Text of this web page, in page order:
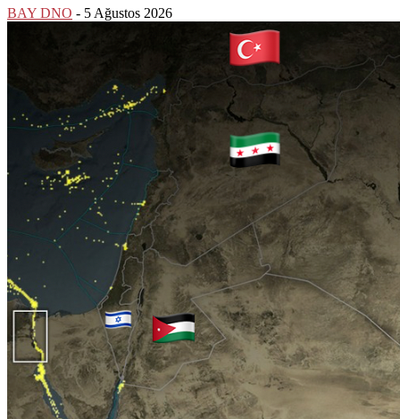
BAY DNO - 5 Ağustos 2026